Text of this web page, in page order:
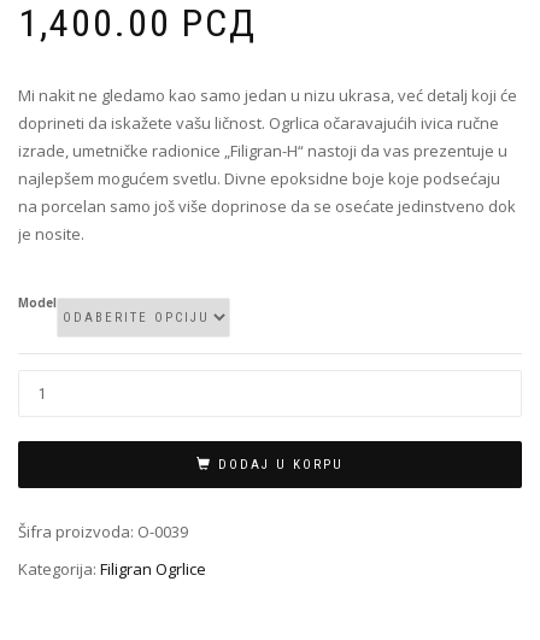
1,400.00 РСД
Mi nakit ne gledamo kao samo jedan u nizu ukrasa, već detalj koji će
doprineti da iskažete vašu ličnost. Ogrlica očaravajućih ivica ručne
izrade, umetničke radionice „Filigran-H“ nastoji da vas prezentuje u
najlepšem mogućem svetlu. Divne epoksidne boje koje podsećaju
na porcelan samo još više doprinose da se osećate jedinstveno dok
je nosite.
Model
O-
količina
DODAJ U KORPU
Šifra proizvoda: O-0039
Kategorija: Filigran Ogrlice